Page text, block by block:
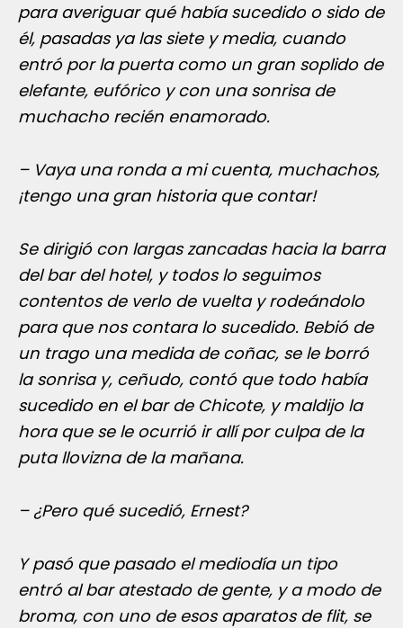
para averiguar qué había sucedido o sido de
él, pasadas ya las siete y media, cuando
entró por la puerta como un gran soplido de
elefante, eufórico y con una sonrisa de
muchacho recién enamorado.
– Vaya una ronda a mi cuenta, muchachos,
¡tengo una gran historia que contar!
Se dirigió con largas zancadas hacia la barra
del bar del hotel, y todos lo seguimos
contentos de verlo de vuelta y rodeándolo
para que nos contara lo sucedido. Bebió de
un trago una medida de coñac, se le borró
la sonrisa y, ceñudo, contó que todo había
sucedido en el bar de Chicote, y maldijo la
hora que se le ocurrió ir allí por culpa de la
puta llovizna de la mañana.
– ¿Pero qué sucedió, Ernest?
Y pasó que pasado el mediodía un tipo
entró al bar atestado de gente, y a modo de
broma, con uno de esos aparatos de flit, se